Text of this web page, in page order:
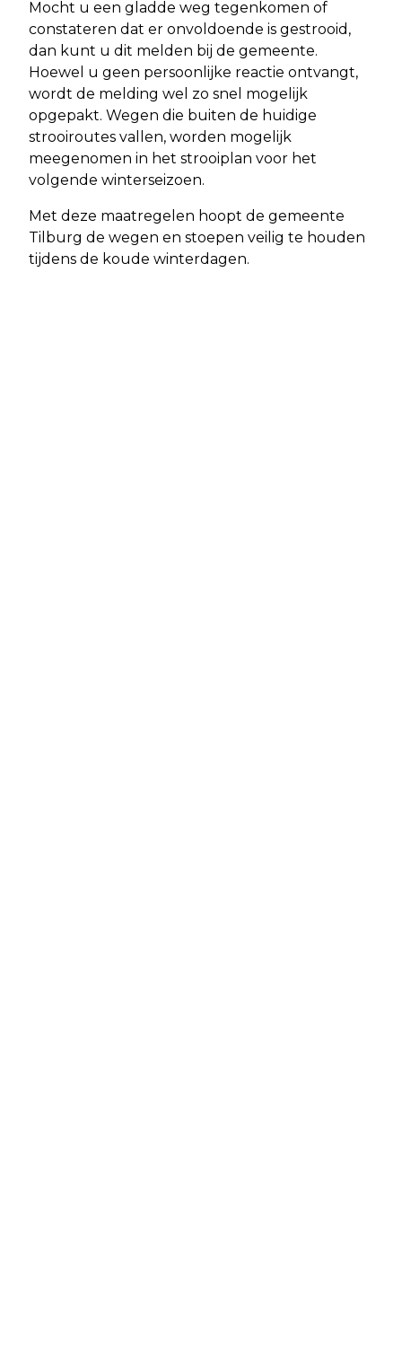
Mocht u een gladde weg tegenkomen of
constateren dat er onvoldoende is gestrooid,
dan kunt u dit melden bij de gemeente.
Hoewel u geen persoonlijke reactie ontvangt,
wordt de melding wel zo snel mogelijk
opgepakt. Wegen die buiten de huidige
strooiroutes vallen, worden mogelijk
meegenomen in het strooiplan voor het
volgende winterseizoen.
Met deze maatregelen hoopt de gemeente
Tilburg de wegen en stoepen veilig te houden
tijdens de koude winterdagen.